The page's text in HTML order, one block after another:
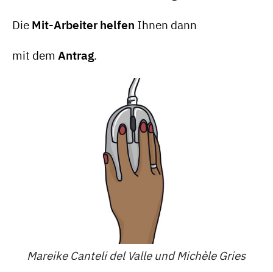
Die Mit-Arbeiter helfen Ihnen dann
mit dem Antrag.
Mareike Canteli del Valle und Michèle Gries